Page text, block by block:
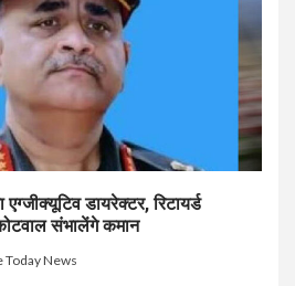
डायरेक्टर, रिटायर्ड
संभालेंगे कमान
Today News